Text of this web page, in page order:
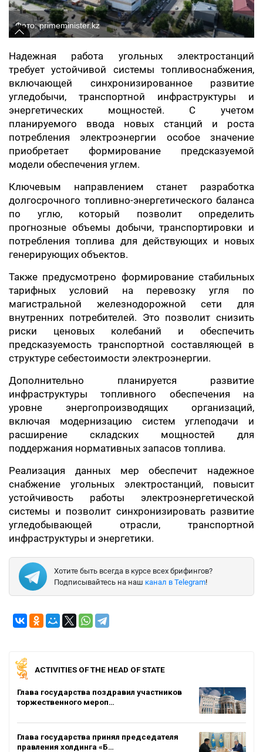
Фото: primeminister.kz
Надежная работа угольных электростанций
требует устойчивой системы топливоснабжения,
включающей синхронизированное развитие
угледобычи, транспортной инфраструктуры и
энергетических мощностей. С учетом
планируемого ввода новых станций и роста
потребления электроэнергии особое значение
приобретает формирование предсказуемой
модели обеспечения углем.
Ключевым направлением станет разработка
долгосрочного топливно-энергетического баланса
по углю, который позволит определить
прогнозные объемы добычи, транспортировки и
потребления топлива для действующих и новых
генерирующих объектов.
Также предусмотрено формирование стабильных
тарифных условий на перевозку угля по
магистральной железнодорожной сети для
внутренних потребителей. Это позволит снизить
риски ценовых колебаний и обеспечить
предсказуемость транспортной составляющей в
структуре себестоимости электроэнергии.
Дополнительно планируется развитие
инфраструктуры топливного обеспечения на
уровне энергопроизводящих организаций,
включая модернизацию систем углеподачи и
расширение складских мощностей для
поддержания нормативных запасов топлива.
Реализация данных мер обеспечит надежное
снабжение угольных электростанций, повысит
устойчивость работы электроэнергетической
системы и позволит синхронизировать развитие
угледобывающей отрасли, транспортной
инфраструктуры и энергетики.
Хотите быть всегда в курсе всех брифингов?
Подписывайтесь на наш канал в Telegram!
ACTIVITIES OF THE HEAD OF STATE
Глава государства поздравил участников
торжественного мероп…
Глава государства принял председателя
правления холдинга «Б…